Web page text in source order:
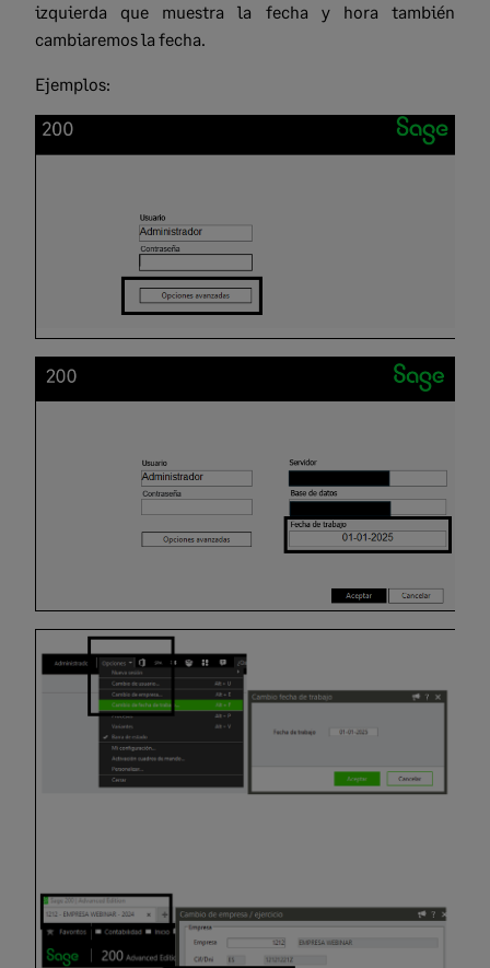
izquierda que muestra la fecha y hora también
cambiaremos la fecha.
Ejemplos: